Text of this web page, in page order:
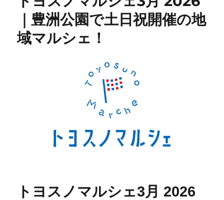
｜豊洲公園で土日祝開催の地
域マルシェ！
トヨスノマルシェ3月 2026